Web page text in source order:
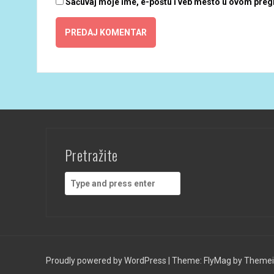
Pretražite
for:
Proudly powered by WordPress Theme: FlyMag by